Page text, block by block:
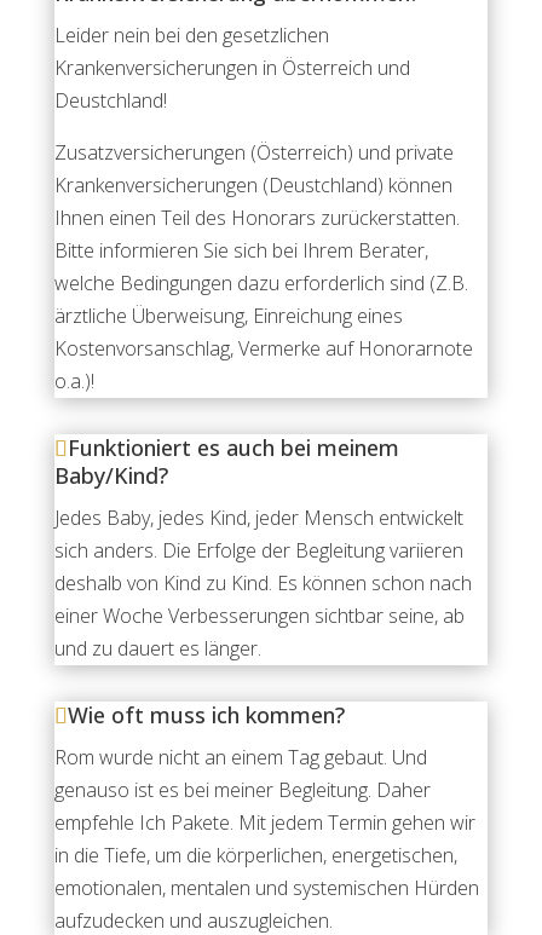
Leider nein bei den gesetzlichen
Krankenversicherungen in Österreich und
Deustchland!
Zusatzversicherungen (Österreich) und private
Krankenversicherungen (Deustchland) können
Ihnen einen Teil des Honorars zurückerstatten.
Bitte informieren Sie sich bei Ihrem Berater,
welche Bedingungen dazu erforderlich sind (Z.B.
ärztliche Überweisung, Einreichung eines
Kostenvorsanschlag, Vermerke auf Honorarnote
o.a.)!
Funktioniert es auch bei meinem
Baby/Kind?
Jedes Baby, jedes Kind, jeder Mensch entwickelt
sich anders. Die Erfolge der Begleitung variieren
deshalb von Kind zu Kind. Es können schon nach
einer Woche Verbesserungen sichtbar seine, ab
und zu dauert es länger.
Wie oft muss ich kommen?
Rom wurde nicht an einem Tag gebaut. Und
genauso ist es bei meiner Begleitung. Daher
empfehle Ich Pakete. Mit jedem Termin gehen wir
in die Tiefe, um die körperlichen, energetischen,
emotionalen, mentalen und systemischen Hürden
aufzudecken und auszugleichen.